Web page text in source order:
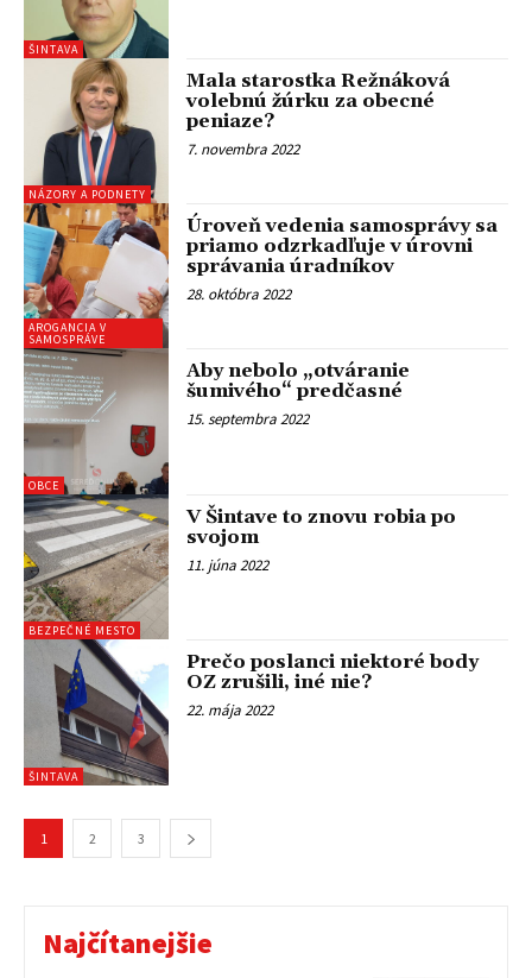
ŠINTAVA
NÁZORY A PODNETY
Mala starostka Režnáková
volebnú žúrku za obecné
peniaze?
7. novembra 2022
AROGANCIA V
SAMOSPRÁVE
Úroveň vedenia samosprávy sa
priamo odzrkadľuje v úrovni
správania úradníkov
28. októbra 2022
OBCE
Aby nebolo „otváranie
šumivého“ predčasné
15. septembra 2022
BEZPEČNÉ MESTO
V Šintave to znovu robia po
svojom
11. júna 2022
ŠINTAVA
Prečo poslanci niektoré body
OZ zrušili, iné nie?
22. mája 2022
1 2 3
Najčítanejšie